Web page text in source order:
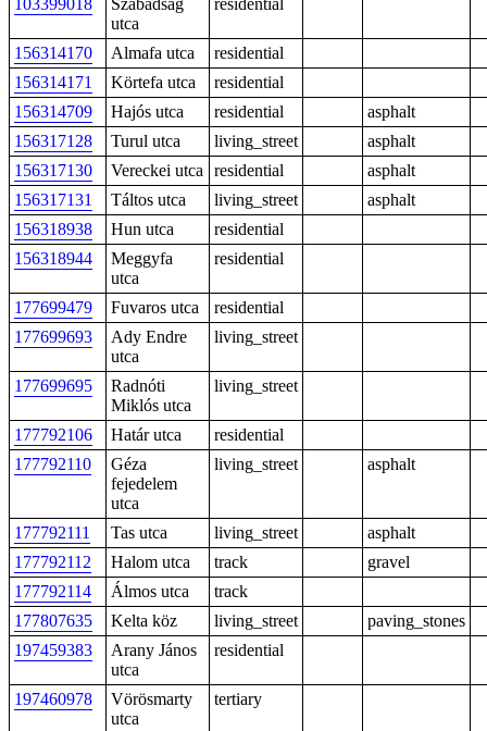
103399018
Szabadság
utca
residential
156314170 Almafa utca
residential
156314171
Körtefa utca
residential
156314709
Hajós utca residential
asphalt
156317128
Turul utca living_street
asphalt
156317130
Vereckei utca residential
asphalt
156317131
Táltos utca living_street
asphalt
156318938
Hun utca
residential
156318944
Meggyfa
utca
residential
177699479 Fuvaros utca
residential
177699693
Ady Endre
utca
living_street
177699695
Radnóti
Miklós utca
living_street
177792106 Határ utca
residential
177792110
Géza
fejedelem
utca
living_street asphalt
177792111 Tas utca living_street
asphalt
177792112
Halom utca track
gravel
177792114
Álmos utca
track
177807635
Kelta köz living_street
paving_stones
197459383
Arany János
utca
residential
197460978
Vörösmarty
utca
tertiary